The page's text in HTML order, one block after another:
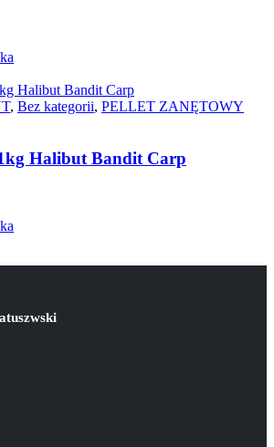
, Bez kategorii, PELLET ZANĘTOWY
Halibut Bandit Carp